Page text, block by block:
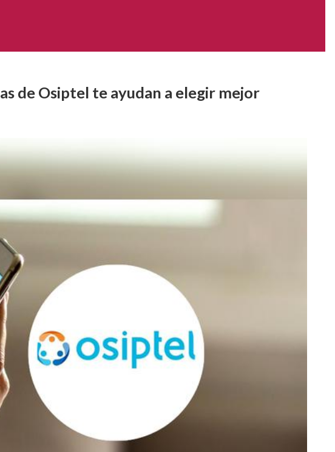
de Osiptel te ayudan a elegir mejor